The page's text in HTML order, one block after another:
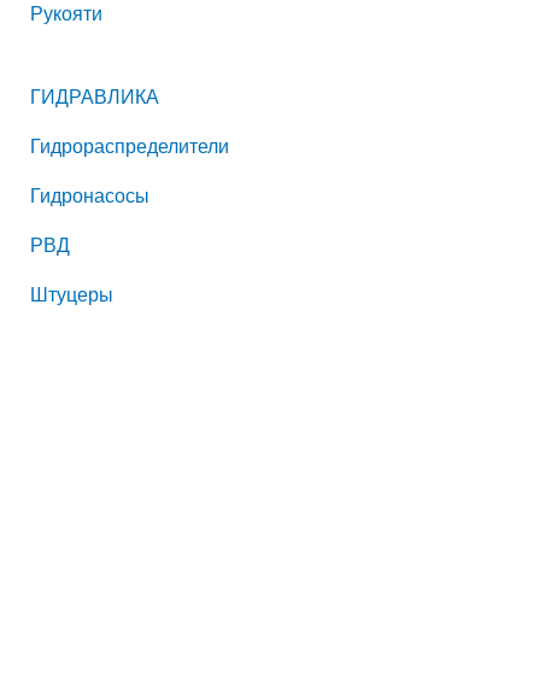
Рукояти
ГИДРАВЛИКА
Гидрораспределители
Гидронасосы
РВД
Штуцеры